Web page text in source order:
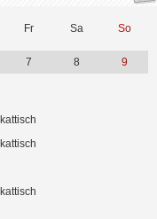
Fr Sa So
7 8 9